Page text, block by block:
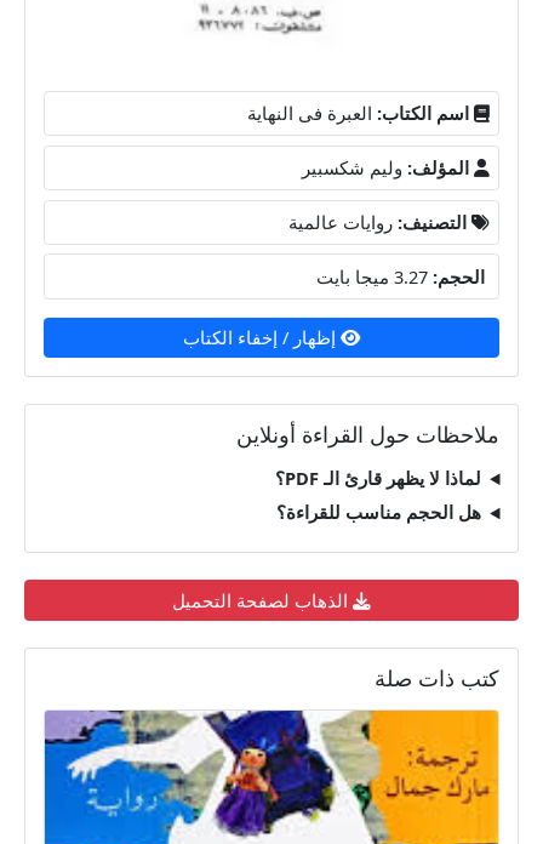
اسم الكتاب: العبرة فى النهاية
المؤلف: وليم شكسبير
التصنيف: روايات عالمية
الحجم:
إظهار / إخفاء الكتاب
ملاحظات حول القراءة أونلاين
لماذا لا يظهر قارئ الـ PDF؟
هل الحجم مناسب للقراءة؟
الذهاب لصفحة التحميل
كتب ذات صلة